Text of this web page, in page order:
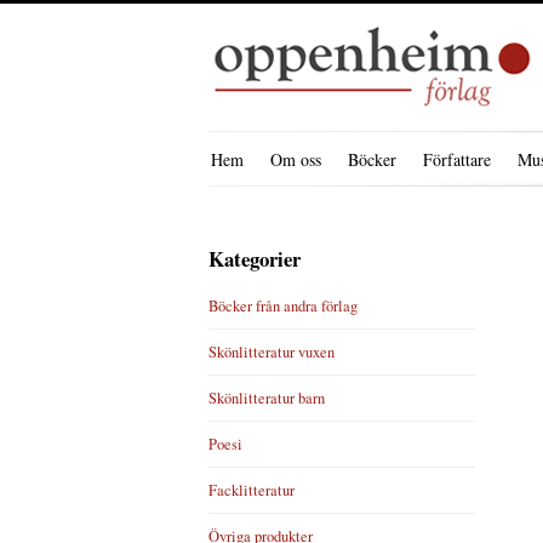
Hem Om oss Böcker Författare
Kategorier
Böcker från andra förlag
Skönlitteratur vuxen
Skönlitteratur barn
Poesi
Facklitteratur
Övriga produkter